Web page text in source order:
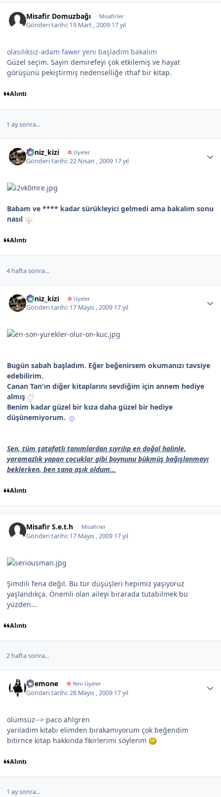
Misafir Domuzbağı Misafirler
Gönderi tarihi: 19 Mart , 2009 17 yıl
olasılıksız-adam fawer yenı başladım bakalım
Güzel seçim. Sayın demirefeyi çok etkilemiş ve hayat
görüşünü pekiştirmiş nedenselliğe ithaf bir kitap.
Alıntı
1 ay sonra...
deniz_kizi ΦÜyeler
Gönderi tarihi:22 Nisan , 2009 17 yıl
Babam ve **** kadar sürükleyici gelmedi ama bakalım sonu
nasıl
Alıntı
4 hafta sonra...
deniz_kizi ΦÜyeler
Gönderi tarihi: 17 Mayıs , 2009 17 yıl
Bugün sabah başladım. Eğer beğenirsem okumanızı tavsiye
edebilirim.
Canan Tan'ın diğer kitaplarını sevdiğim için annem hediye
almış
Benim kadar güzel bir kıza daha güzel bir hediye
düşünemiyorum.
Sen, tüm şatafatlı tanımlardan sıyrılıp en doğal halinle,
yaramazlık yapan çocuklar gibi boynunu bükmüş bağışlanmayı
beklerken, ben sana aşık oldum...
Alıntı
Misafir S.e.t.h Misafirler
Gönderi tarihi: 17 Mayıs , 2009 17 yıl
Şimdili fena değil. Bu tür düşüşleri hepimiz yaşıyoruz
yaşlandıkça. Önemli olan aileyi birarada tutabilmek bu
yüzden...
Alıntı
2 hafta sonra...
anemone ΦYeni Üyeler
Gönderi tarihi:28 Mayıs , 2009 17 yıl
ölümsüz--> paco ahlgren
yarıladım kitabı elimden bırakamıyorum çok beğendim
bitirnce kitap hakkında fikirlerimi söylerim
Alıntı
1 ay sonra...